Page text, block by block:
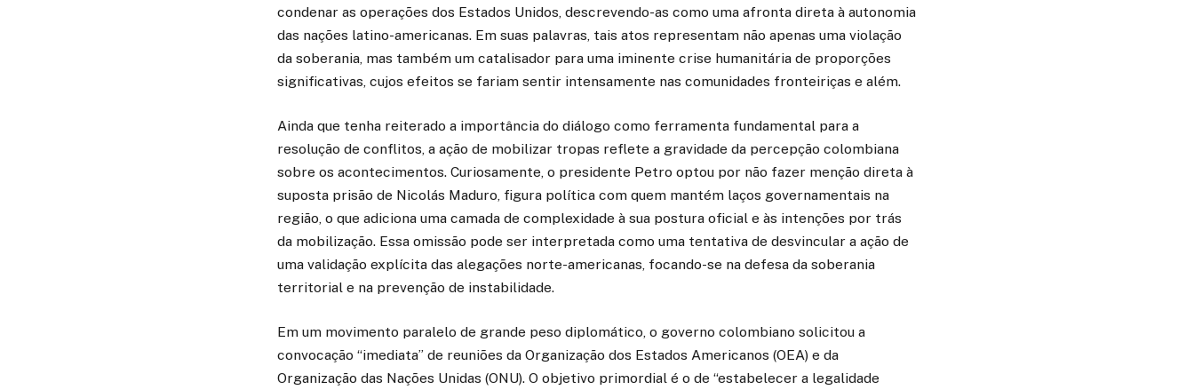
condenar as operações dos Estados Unidos, descrevendo-as como uma afronta direta à autonomia
das nações latino-americanas. Em suas palavras, tais atos representam não apenas uma violação
da soberania, mas também um catalisador para uma iminente crise humanitária de proporções
significativas, cujos efeitos se fariam sentir intensamente nas comunidades fronteiriças e além.
Ainda que tenha reiterado a importância do diálogo como ferramenta fundamental para a
resolução de conflitos, a ação de mobilizar tropas reflete a gravidade da percepção colombiana
sobre os acontecimentos. Curiosamente, o presidente Petro optou por não fazer menção direta à
suposta prisão de Nicolás Maduro, figura política com quem mantém laços governamentais na
região, o que adiciona uma camada de complexidade à sua postura oficial e às intenções por trás
da mobilização. Essa omissão pode ser interpretada como uma tentativa de desvincular a ação de
uma validação explícita das alegações norte-americanas, focando-se na defesa da soberania
territorial e na prevenção de instabilidade.
Em um movimento paralelo de grande peso diplomático, o governo colombiano solicitou a
convocação “imediata” de reuniões da Organização dos Estados Americanos (OEA) e da
Organização das Nações Unidas (ONU). O objetivo primordial é o de “estabelecer a legalidade